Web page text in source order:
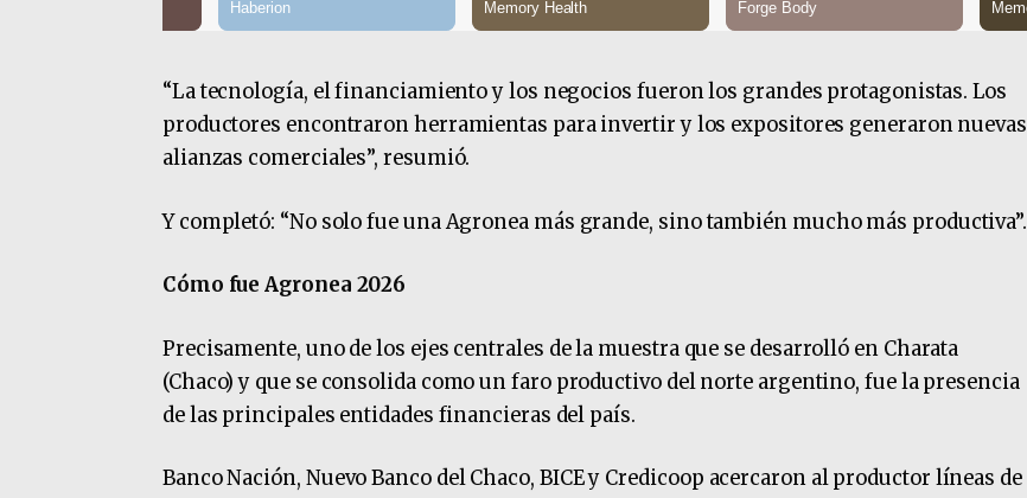
“La tecnología, el financiamiento y los negocios fueron los grandes protagonistas. Los
productores encontraron herramientas para invertir y los expositores generaron nuevas
alianzas comerciales”, resumió.
Y completó: “No solo fue una Agronea más grande, sino también mucho más productiva”.
Cómo fue Agronea 2026
Precisamente, uno de los ejes centrales de la muestra que se desarrolló en Charata
(Chaco) y que se consolida como un faro productivo del norte argentino, fue la presencia
de las principales entidades financieras del país.
Banco Nación, Nuevo Banco del Chaco, BICE y Credicoop acercaron al productor líneas de